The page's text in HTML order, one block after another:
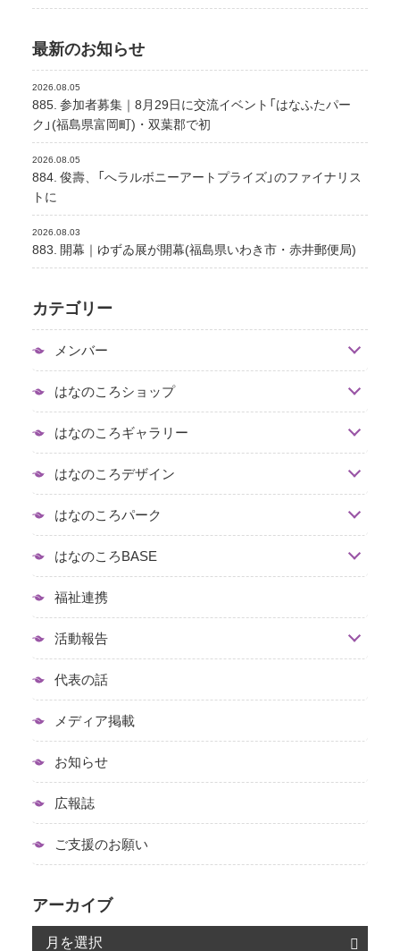
最新のお知らせ
2026.08.05
885. 参加者募集｜8月29日に交流イベント「はなふたパー
ク」(福島県富岡町)・双葉郡で初
2026.08.05
884. 俊壽、「へラルボニーアートプライズ」のファイナリス
トに
2026.08.03
883. 開幕｜ゆずゐ展が開幕(福島県いわき市・赤井郵便局)
カテゴリー
メンバー
はなのころショップ
はなのころギャラリー
はなのころデザイン
はなのころパーク
はなのころBASE
福祉連携
活動報告
代表の話
メディア掲載
お知らせ
広報誌
ご支援のお願い
アーカイブ